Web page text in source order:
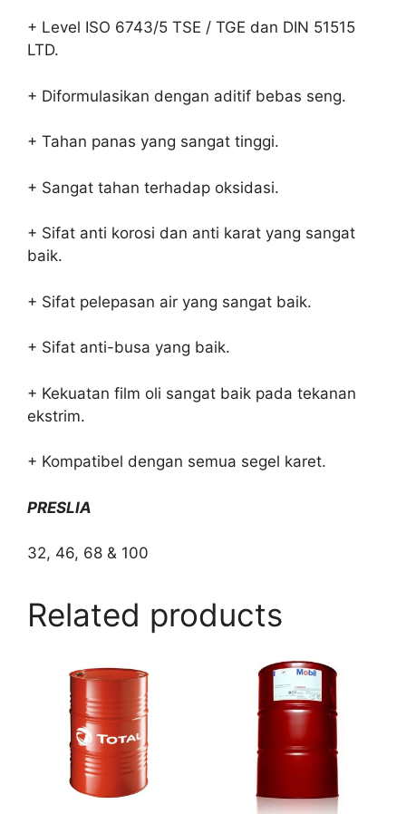
+ Level ISO 6743/5 TSE / TGE dan DIN 51515
LTD.
+ Diformulasikan dengan aditif bebas seng.
+ Tahan panas yang sangat tinggi.
+ Sangat tahan terhadap oksidasi.
+ Sifat anti korosi dan anti karat yang sangat
baik.
+ Sifat pelepasan air yang sangat baik.
+ Sifat anti-busa yang baik.
+ Kekuatan film oli sangat baik pada tekanan
ekstrim.
+ Kompatibel dengan semua segel karet.
PRESLIA
32, 46, 68 & 100
Related products